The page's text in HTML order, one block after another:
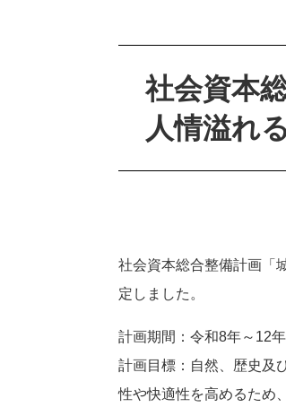
社会資本
人情溢れ
社会資本総合整備計画「
定しました。
計画期間：令和8年～12年
計画目標：自然、歴史及
性や快適性を高めるため